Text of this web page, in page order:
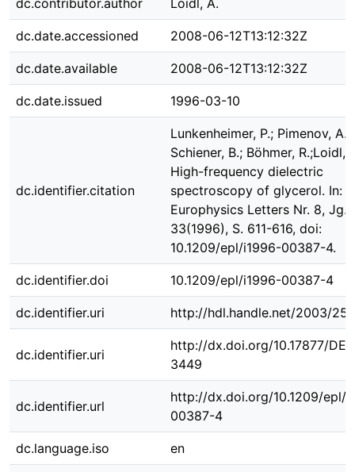
dc.contributor.author Loidl, A.
dc.date.accessioned 2008-06-12T13:12:32Z
dc.date.available 2008-06-12T13:12:32Z
dc.date.issued 1996-03-10
dc.identifier.citation
Lunkenheimer, P.; Pimenov, A.;
Schiener, B.; Böhmer, R.;Loidl,
High-frequency dielectric
spectroscopy of glycerol. In:
Europhysics Letters Nr. 8, Jg.
33(1996), S. 611-616, doi:
10.1209/epl/i1996-00387-4.
dc.identifier.doi 10.1209/epl/i1996-00387-4
dc.identifier.uri http://hdl.handle.net/2003/
dc.identifier.uri
http://dx.doi.org/10.17877/
3449
dc.identifier.url
http://dx.doi.org/10.1209/epl/
00387-4
dc.language.iso en